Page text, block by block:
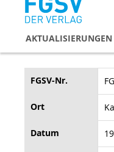
AKTUALISIERUNGEN
FGSV-Nr.
Ort
Datum